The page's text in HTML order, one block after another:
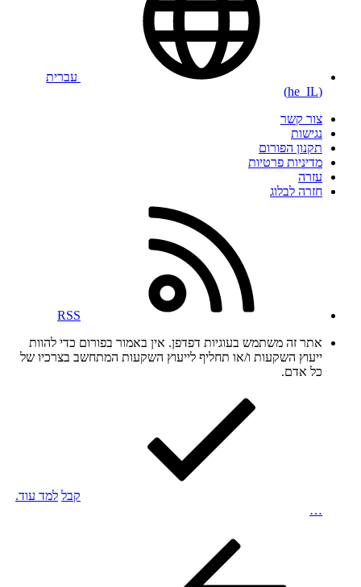
עברית
(he_IL)
צור קשר
נגישות
תקנון הפורום
מדיניות פרטיות
עזרה
חזרה לבלוג
RSS
אתר זה משתמש בעוגיות דפדפן. אין באמור בפורום כדי להוות
ייעוץ השקעות ו/או תחליף לייעוץ השקעות המתחשב בצרכיו של
כל אדם.
קבל למד עוד.
…